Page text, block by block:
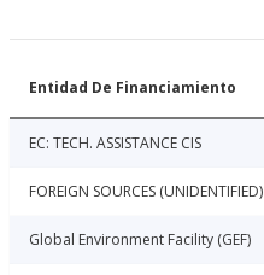
Entidad De Financiamiento
EC: TECH. ASSISTANCE CIS
FOREIGN SOURCES (UNIDENTIFIED)
Global Environment Facility (GEF)